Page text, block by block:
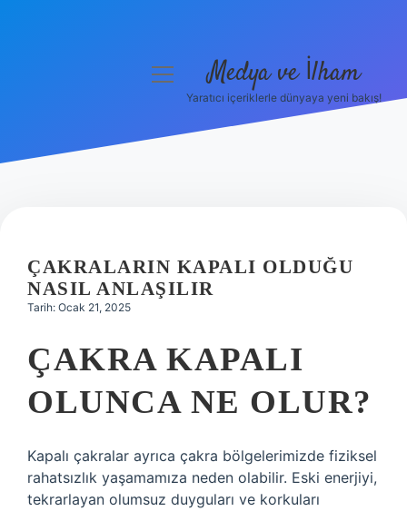
Hakkımızda
menüyüMedya ve İlham
Yaratıcı içeriklerle dünyaya yeni bakış!
ÇAKRALARIN KAPALI OLDUĞU
NASIL ANLAŞILIR
Tarih: Ocak 21, 2025
ÇAKRA KAPALI
OLUNCA NE OLUR?
Kapalı çakralar ayrıca çakra bölgelerimizde fiziksel
rahatsızlık yaşamamıza neden olabilir. Eski enerjiyi,
tekrarlayan olumsuz duyguları ve korkuları